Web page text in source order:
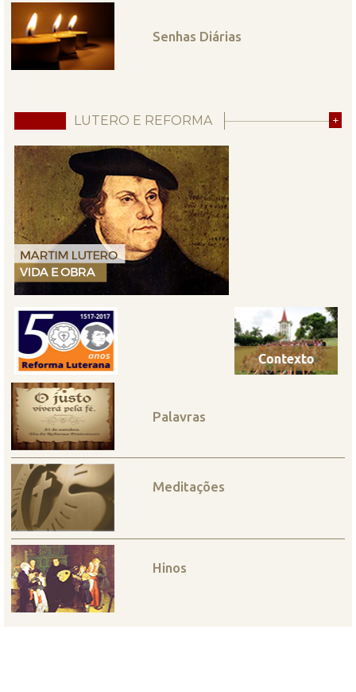
Senhas Diárias
LUTERO E REFORMA +
Palavras
Meditações
Hinos